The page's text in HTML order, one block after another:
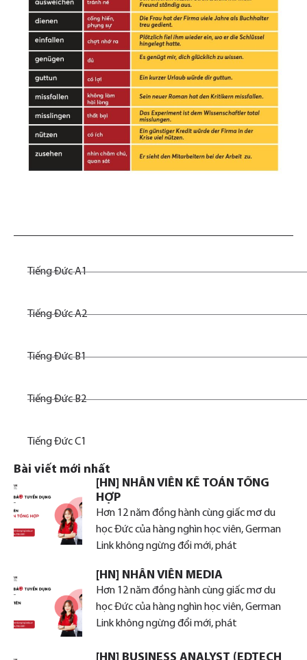
Tiếng Đức A1
Tiếng Đức A2
Tiếng Đức B1
Tiếng Đức B2
Tiếng Đức C1
Bài viết mới nhất
[HN] NHÂN VIÊN KẾ TOÁN TỔNG
HỢP
Hơn 12 năm đồng hành cùng giấc mơ du
học Đức của hàng nghìn học viên, German
Link không ngừng đổi mới, phát
[HN] NHÂN VIÊN MEDIA
Hơn 12 năm đồng hành cùng giấc mơ du
học Đức của hàng nghìn học viên, German
Link không ngừng đổi mới, phát